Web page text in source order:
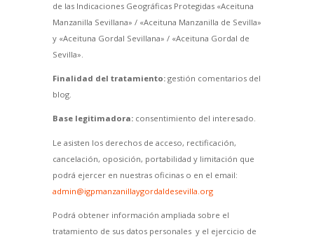
de las Indicaciones Geográficas Protegidas «Aceituna
Manzanilla Sevillana» / «Aceituna Manzanilla de Sevilla»
y «Aceituna Gordal Sevillana» / «Aceituna Gordal de
Sevilla».
Finalidad del tratamiento:gestión comentarios del
blog.
Base legitimadora:consentimiento del interesado.
Le asisten los derechos de acceso, rectificación,
cancelación, oposición, portabilidad y limitación que
podrá ejercer en nuestras oficinas o en el email:
admin@igpmanzanillaygordaldesevilla.org
Podrá obtener información ampliada sobre el
tratamiento de sus datos personales y el ejercicio de